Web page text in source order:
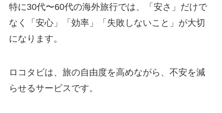
特に30代〜60代の海外旅行では、「安さ」だけで
なく「安心」「効率」「失敗しないこと」が大切
になります。
ロコタビは、旅の自由度を高めながら、不安を減
らせるサービスです。